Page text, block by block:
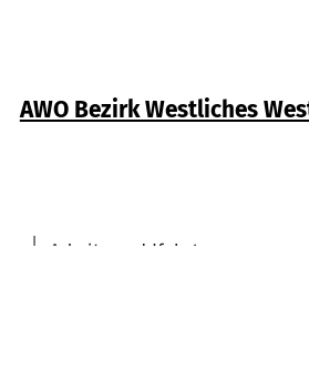
AWO Bezirk Westliches